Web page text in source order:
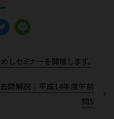
Twitter
セミナーを開催します。
問解説｜平成14年度午前
問5